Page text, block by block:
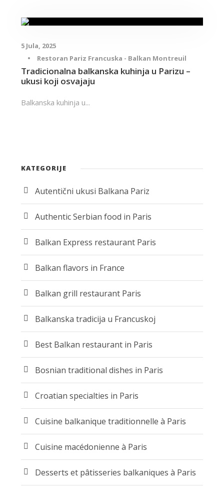
5 Jula, 2025
•
Restoran Pariz Francuska - Balkan Montreuil
Tradicionalna balkanska kuhinja u Parizu –
ukusi koji osvajaju
Balkanska kuhinja u...
KATEGORIJE
Autentični ukusi Balkana Pariz
Authentic Serbian food in Paris
Balkan Express restaurant Paris
Balkan flavors in France
Balkan grill restaurant Paris
Balkanska tradicija u Francuskoj
Best Balkan restaurant in Paris
Bosnian traditional dishes in Paris
Croatian specialties in Paris
Cuisine balkanique traditionnelle à Paris
Cuisine macédonienne à Paris
Desserts et pâtisseries balkaniques à Paris